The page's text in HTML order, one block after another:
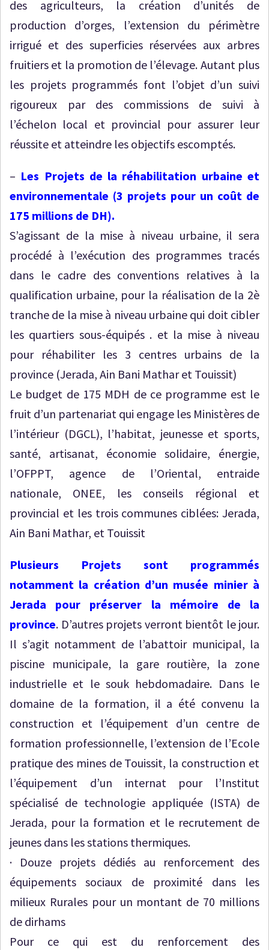
des agriculteurs, la création d’unités de
production d’orges, l’extension du périmètre
irrigué et des superficies réservées aux arbres
fruitiers et la promotion de l’élevage. Autant plus
les projets programmés font l’objet d’un suivi
rigoureux par des commissions de suivi à
l’échelon local et provincial pour assurer leur
réussite et atteindre les objectifs escomptés.
– Les Projets de la réhabilitation urbaine et
environnementale (3 projets pour un coût de
175 millions de DH).
S’agissant de la mise à niveau urbaine, il sera
procédé à l’exécution des programmes tracés
dans le cadre des conventions relatives à la
qualification urbaine, pour la réalisation de la 2è
tranche de la mise à niveau urbaine qui doit cibler
les quartiers sous-équipés . et la mise à niveau
pour réhabiliter les 3 centres urbains de la
province (Jerada, Ain Bani Mathar et Touissit)
Le budget de 175 MDH de ce programme est le
fruit d’un partenariat qui engage les Ministères de
l’intérieur (DGCL), l’habitat, jeunesse et sports,
santé, artisanat, économie solidaire, énergie,
l’OFPPT, agence de l’Oriental, entraide
nationale, ONEE, les conseils régional et
provincial et les trois communes ciblées: Jerada,
Ain Bani Mathar, et Touissit
Plusieurs Projets sont programmés
notamment la création d’un musée minier à
Jerada pour préserver la mémoire de la
province. D’autres projets verront bientôt le jour.
Il s’agit notamment de l’abattoir municipal, la
piscine municipale, la gare routière, la zone
industrielle et le souk hebdomadaire. Dans le
domaine de la formation, il a été convenu la
construction et l’équipement d’un centre de
formation professionnelle, l’extension de l’Ecole
pratique des mines de Touissit, la construction et
l’équipement d’un internat pour l’Institut
spécialisé de technologie appliquée (ISTA) de
Jerada, pour la formation et le recrutement de
jeunes dans les stations thermiques.
· Douze projets dédiés au renforcement des
équipements sociaux de proximité dans les
milieux Rurales pour un montant de 70 millions
de dirhams
Pour ce qui est du renforcement des